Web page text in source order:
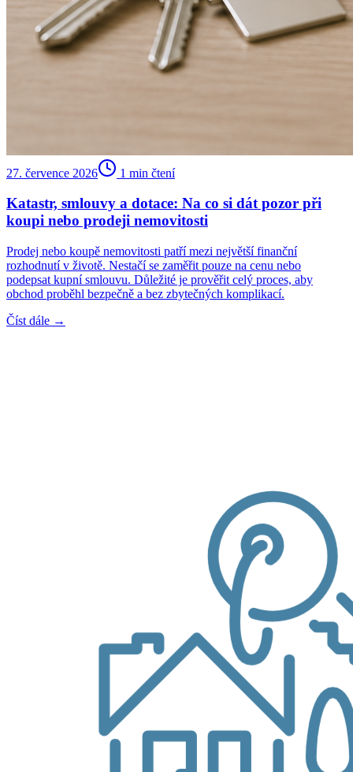
27. července 2026 1 min čtení
Katastr, smlouvy a dotace: Na co si dát pozor při
koupi nebo prodeji nemovitosti
Prodej nebo koupě nemovitosti patří mezi největší finanční
rozhodnutí v životě. Nestačí se zaměřit pouze na cenu nebo
podepsat kupní smlouvu. Důležité je prověřit celý proces, aby
obchod proběhl bezpečně a bez zbytečných komplikací.
Číst dále →